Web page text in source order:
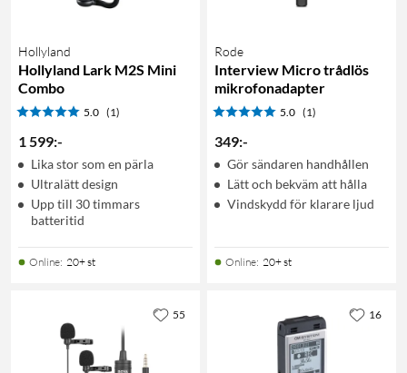
Hollyland
Hollyland Lark M2S Mini
Combo
5.0 (1)
1 599:-
Lika stor som en pärla
Ultralätt design
Upp till 30 timmars
batteritid
Online: 20+ st
Rode
Interview Micro trådlös
mikrofonadapter
5.0 (1)
349:-
Gör sändaren handhållen
Lätt och bekväm att hålla
Vindskydd för klarare ljud
Online: 20+ st
55 16